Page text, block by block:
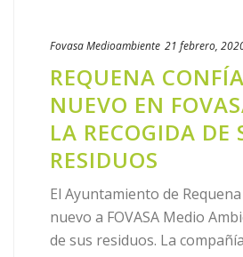
características de carácter general
función de una serie de criterios en
usuario como por ejemplo serian el
navegador a través del cual
configuración regional desde
III. Cookies utilizadas en las webs
BENICÀSSIM ,S.A.
Fovasa Medioambiente 21 febrero,
REQUENA
NUEVO EN
LA RECOGIDA DE
RESIDUOS
El Ayuntamiento de
nuevo a FOVASA Medio
de sus residuos. La